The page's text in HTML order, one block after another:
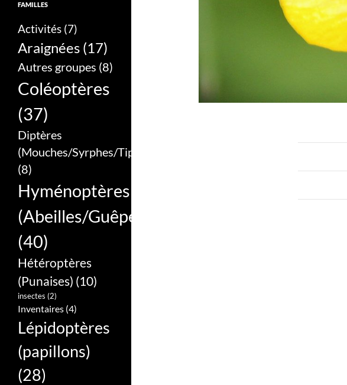
FAMILLES
Activités (7)
Araignées (17)
Autres groupes (8)
Coléoptères
(37)
Diptères
(Mouches/Syrphes/Tipules)
(8)
Hyménoptères
(Abeilles/Guêpes/Bourdons/Frelons/
(40)
Hétéroptères
(Punaises) (10)
insectes (2)
Inventaires (4)
Lépidoptères
(papillons)
(28)